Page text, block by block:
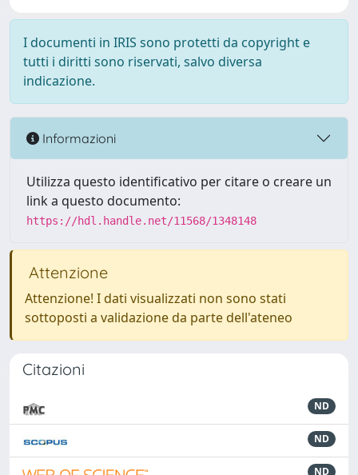
I documenti in IRIS sono protetti da copyright e
tutti i diritti sono riservati, salvo diversa
indicazione.
Informazioni
Utilizza questo identificativo per citare o creare un
link a questo documento:
https://hdl.handle.net/11568/1348148
Attenzione
Attenzione! I dati visualizzati non sono stati
sottoposti a validazione da parte dell'ateneo
Citazioni
ND
ND
ND